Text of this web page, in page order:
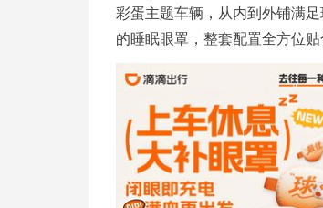
彩蛋主题车辆，从内到外铺满
的睡眠眼罩，整套配置全方位贴